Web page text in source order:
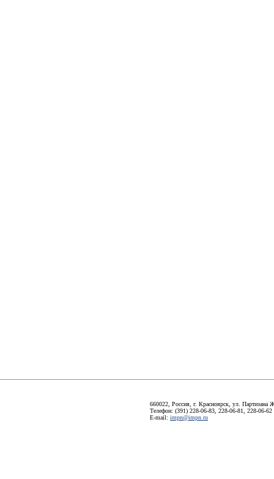
660022, Россия, г. Красноярск, ул. Партизана
Телефон: (391) 228-06-83, 228-06-81, 228-06-62
E-mail: impn@impn.ru